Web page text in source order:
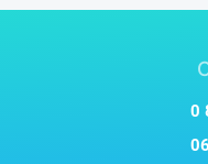
0